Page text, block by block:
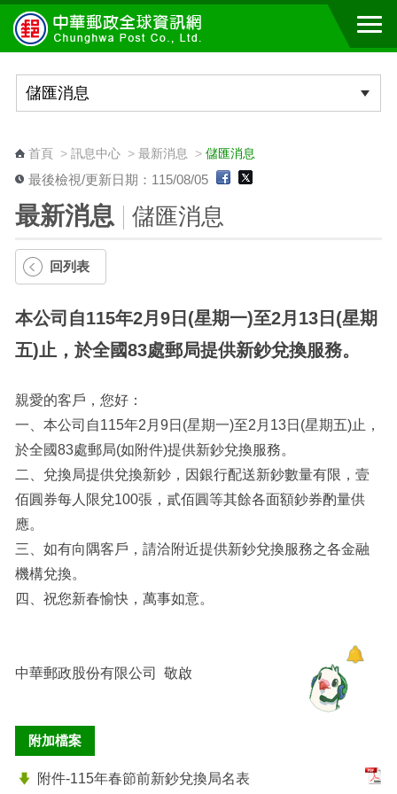
跳到主要內容區塊
首頁> 訊息中心> 最新消息 > 儲匯消息
最後檢視/更新日期：115/08/05
最新消息 儲匯消息
回列表
本公司自115年2月9日(星期一)至2月13日(星期
五)止，於全國83處郵局提供新鈔兌換服務。
親愛的客戶，您好：
一、本公司自115年2月9日(星期一)至2月13日(星期五)止，
於全國83處郵局(如附件)提供新鈔兌換服務。
二、兌換局提供兌換新鈔，因銀行配送新鈔數量有限，壹
佰圓券每人限兌100張，貳佰圓等其餘各面額鈔券酌量供
應。
三、如有向隅客戶，請洽附近提供新鈔兌換服務之各金融
機構兌換。
四、祝您新春愉快，萬事如意。
中華郵政股份有限公司 敬啟
附加檔案
附件-115年春節前新鈔兌換局名表